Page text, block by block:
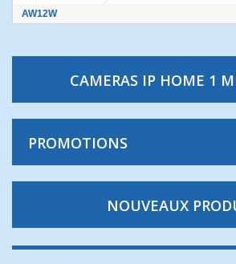
AW12W
CAMERAS IP HOME 1
PROMOTIONS
NOUVEAUX